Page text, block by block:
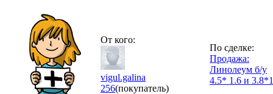
От кого:
vigul.galina
256(покупатель)
По сделке:
Продажа:
Линолеум б/у
4.5* 1.6 и